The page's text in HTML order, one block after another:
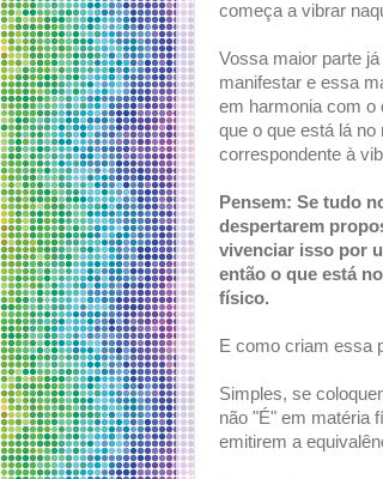
começa a vibrar
Vossa maior parte
manifestar e essa
em harmonia com o
que o que está lá
correspondente à
Pensem: Se tudo
despertarem
vivenciar isso por
então o que está
físico.
E como criam essa
Simples, se
não "É" em matéria
emitirem a